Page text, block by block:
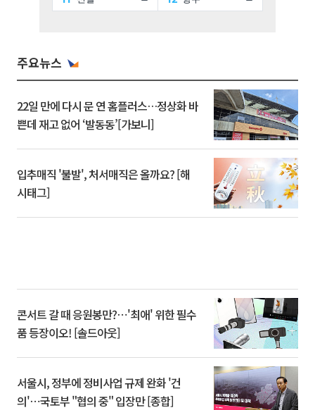
주요뉴스
22일 만에 다시 문 연 홈플러스…정상화 바
쁜데 재고 없어 ‘발동동’[가보니]
입추매직 '불발', 처서매직은 올까요? [해
시태그]
콘서트 갈 때 응원봉만?⋯'최애' 위한 필수
품 등장이오! [솔드아웃]
서울시, 정부에 정비사업 규제 완화 '건
의'⋯국토부 "협의 중" 입장만 [종합]